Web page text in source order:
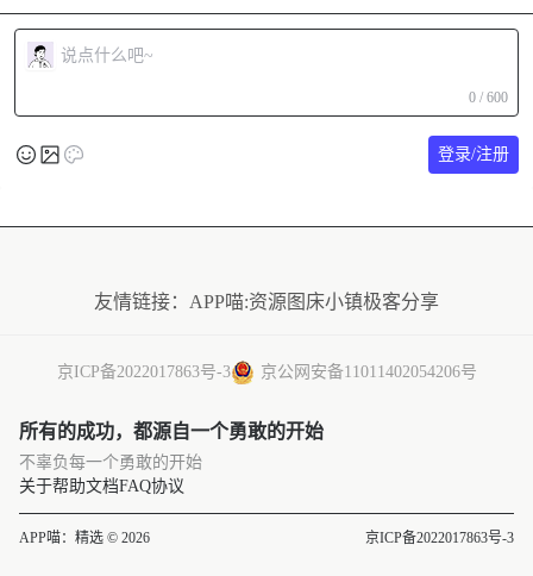
0 / 600
登录/注册
友情链接： APP喵:资源 图床小镇极客分享
京ICP备2022017863号-3 京公网安备11011402054206号
所有的成功，都源自一个勇敢的开始
不辜负每一个勇敢的开始
关于帮助文档FAQ协议
APP喵：精选 © 2026 京ICP备2022017863号-3